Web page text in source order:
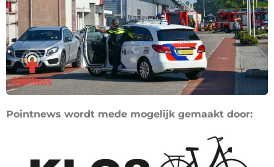
Pointnews wordt mede mogelijk gemaakt door: